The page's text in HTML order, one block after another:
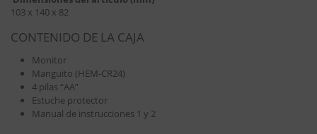
103 x 140 x 82
CONTENIDO DE LA CAJA
Monitor
Manguito (HEM-CR24)
4 pilas “AA”
Estuche protector
Manual de instrucciones 1 y 2